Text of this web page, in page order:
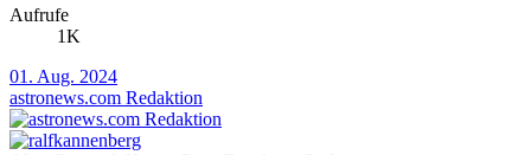
Aufrufe
1K
01. Aug. 2024
astronews.com Redaktion